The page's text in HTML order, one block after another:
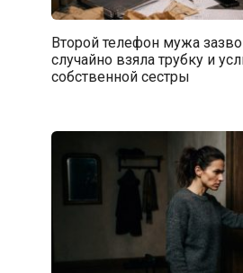
Второй телефон мужа
случайно взяла трубку и
собственной сестры